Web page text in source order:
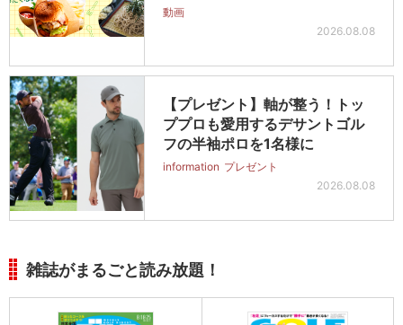
動画
2026.08.08
【プレゼント】軸が整う！トッ
ププロも愛用するデサントゴル
フの半袖ポロを1名様に
information プレゼント
2026.08.08
雑誌がまるごと読み放題！